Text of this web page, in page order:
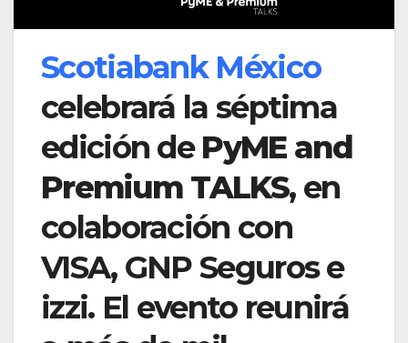
Scotiabank México
celebrará la séptima
edición dePyME and
Premium TALKS, en
colaboración con
VISA, GNP Seguros e
izzi. El evento reunirá